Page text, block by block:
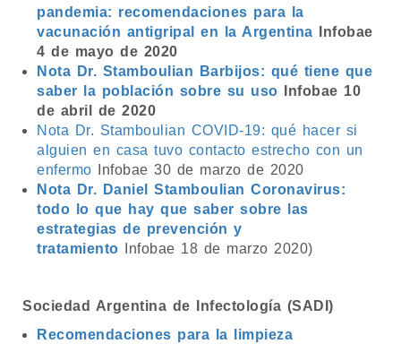
pandemia: recomendaciones para la
vacunación antigripal en la Argentina Infobae
4 de mayo de 2020
Nota Dr. Stamboulian Barbijos: qué tiene que
saber la población sobre su uso Infobae 10
de abril de 2020
Nota Dr. Stamboulian COVID-19: qué hacer si
alguien en casa tuvo contacto estrecho con un
enfermo Infobae 30 de marzo de 2020
Nota Dr. Daniel Stamboulian Coronavirus:
todo lo que hay que saber sobre las
estrategias de prevención y
tratamiento Infobae 18 de marzo 2020)
Sociedad Argentina de Infectología (SADI)
Recomendaciones para la limpieza